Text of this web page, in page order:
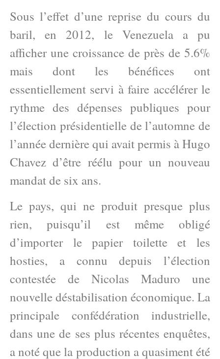
Sous l’effet d’une reprise du cours du
baril, en 2012, le Venezuela a pu
afficher une croissance de près de 5.6%
mais dont les bénéfices ont
essentiellement servi à faire accélérer le
rythme des dépenses publiques pour
l’élection présidentielle de l’automne de
l’année dernière qui avait permis à Hugo
Chavez d’être réélu pour un nouveau
mandat de six ans.
Le pays, qui ne produit presque plus
rien, puisqu’il est même obligé
d’importer le papier toilette et les
hosties, a connu depuis l’élection
contestée de Nicolas Maduro une
nouvelle déstabilisation économique. La
principale confédération industrielle,
dans une de ses plus récentes enquêtes,
a noté que la production a quasiment été